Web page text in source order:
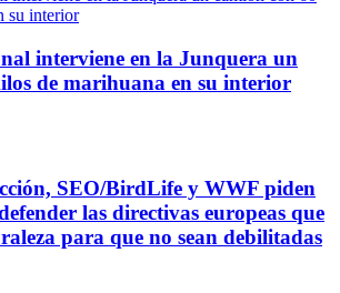
interviene en la Junquera un
de marihuana en su interior
SEO/BirdLife y WWF piden
las directivas europeas que
para que no sean debilitadas